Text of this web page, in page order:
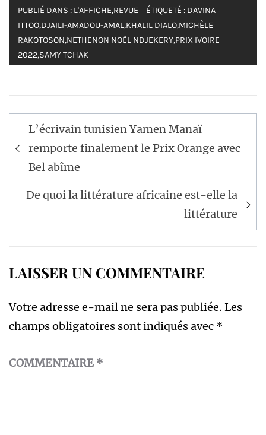
PUBLIÉ DANS : L'AFFICHE,REVUE ÉTIQUETÉ : DAVINA
ITTOO,DJAILI-AMADOU-AMAL,KHALIL DIALO,MICHÈLE
RAKOTOSON,NETHENON NOËL NDJEKERY,PRIX IVOIRE
2022,SAMY TCHAK
Navigation
de
l’article
L’écrivain tunisien Yamen Manaï
remporte finalement le Prix Orange avec
Bel abîme
De quoi la littérature africaine est-elle la
littérature
LAISSER UN COMMENTAIRE
Votre adresse e-mail ne sera pas publiée. Les
champs obligatoires sont indiqués avec *
COMMENTAIRE *